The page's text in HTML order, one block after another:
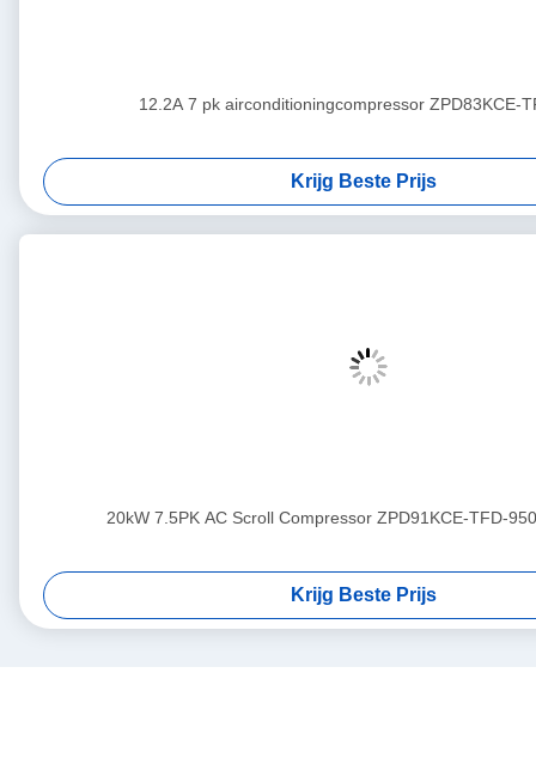
12.2A 7 pk airconditioningcompressor ZPD83KCE-
Krijg Beste Prijs
20kW 7.5PK AC Scroll Compressor ZPD91KCE-TFD-
Krijg Beste Prijs